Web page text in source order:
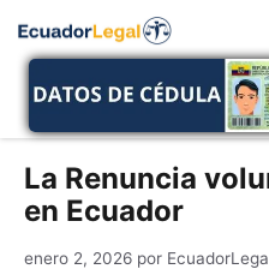
La Renuncia
en Ecuador
enero 2, 2026 por